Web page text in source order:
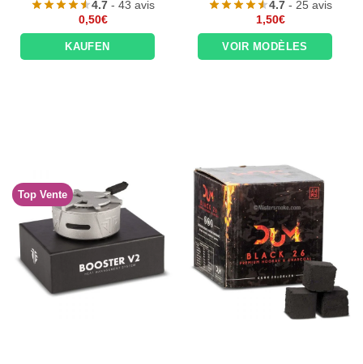
4.7 - 43 avis
0,50€
KAUFEN
4.7 - 25 avis
1,50€
VOIR MODÈLES
Top Vente